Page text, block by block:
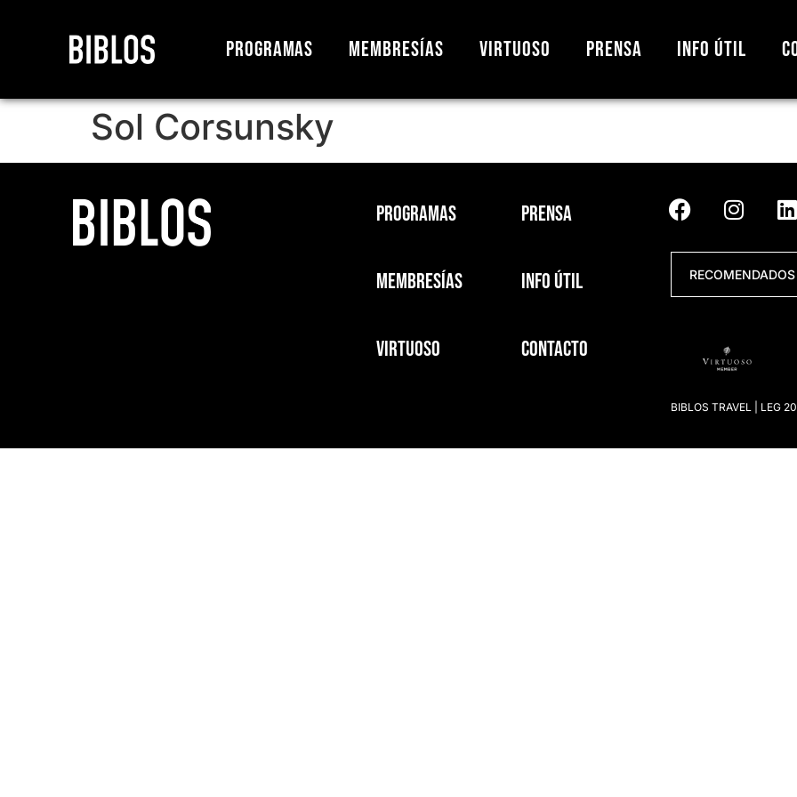
Programas Membresías Virtuoso Prensa Info útil
Sol Corsunsky
Programas
Membresías
Virtuoso
Prensa
Info útil
Contacto
BIBLOS TRAVEL | LEG